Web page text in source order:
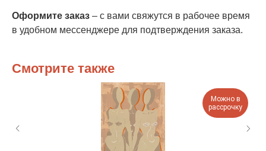
Оформите заказ – с вами свяжутся в рабочее время
в удобном мессенджере для подтверждения заказа.
Смотрите также
Можно в
рассрочку